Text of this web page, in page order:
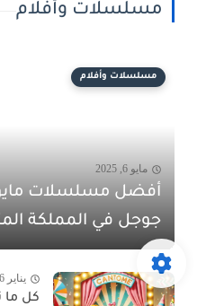
مسلسلات وأفلام
مسلسلات وأفلام
مايو 6, 2025
جوجل في المملكة
يناير 6, 2025
كل ما